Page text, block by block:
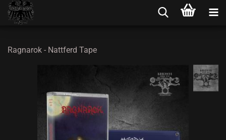
Ragnarok - Nattferd Tape